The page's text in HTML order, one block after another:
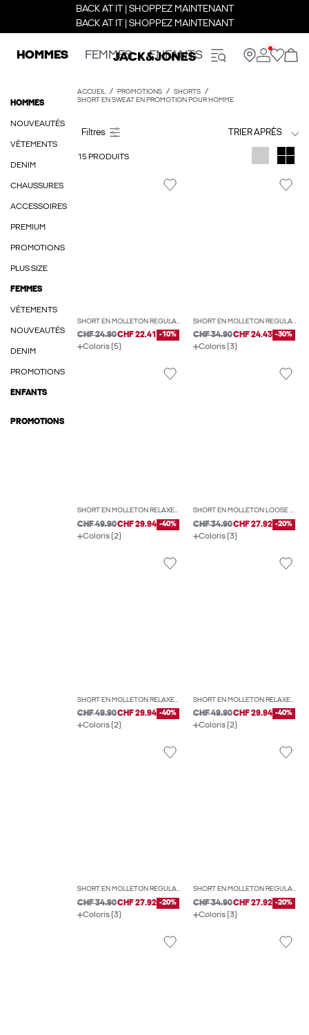
BACK AT IT | SHOPPEZ MAINTENANT
BACK AT IT | SHOPPEZ MAINTENANT
HOMMES FEMMES ENFANTS
HOMMES
NOUVEAUTÉS
VÊTEMENTS
DENIM
CHAUSSURES
ACCESSOIRES
PREMIUM
PROMOTIONS
PLUS SIZE
FEMMES
VÊTEMENTS
NOUVEAUTÉS
DENIM
PROMOTIONS
ENFANTS
PROMOTIONS
ACCUEIL PROMOTIONS
SHORTS
SHORT EN SWEAT EN PROMOTION POUR HOMME
TRIER APRÈS
15 PRODUITS
SHORT EN MOLLETON REGULAR FIT
CHF 24.90CHF 22.41 -10%
Coloris (5)
SHORT EN MOLLETON REGULAR FIT
CHF 34.90CHF 24.43 -30%
Coloris (3)
SHORT EN MOLLETON RELAXED FIT
CHF 49.90CHF 29.94 -40%
Coloris (2)
SHORT EN MOLLETON LOOSE FIT
CHF 34.90CHF 27.92 -20%
Coloris (3)
SHORT EN MOLLETON RELAXED FIT
CHF 49.90CHF 29.94 -40%
Coloris (2)
SHORT EN MOLLETON RELAXED FIT
CHF 49.90CHF 29.94 -40%
Coloris (2)
SHORT EN MOLLETON REGULAR FIT
CHF 34.90CHF 27.92 -20%
Coloris (3)
SHORT EN MOLLETON REGULAR FIT
CHF 34.90CHF 27.92 -20%
Coloris (3)